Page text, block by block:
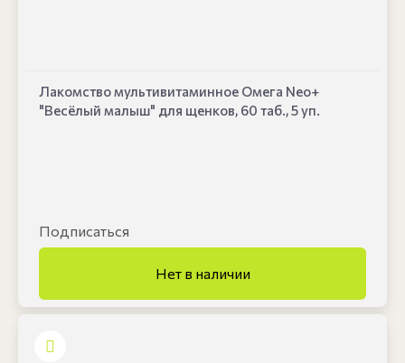
Лакомство мультивитаминное Омега Neo+
"Весёлый малыш" для щенков, 60 таб., 5 уп.
Подписаться